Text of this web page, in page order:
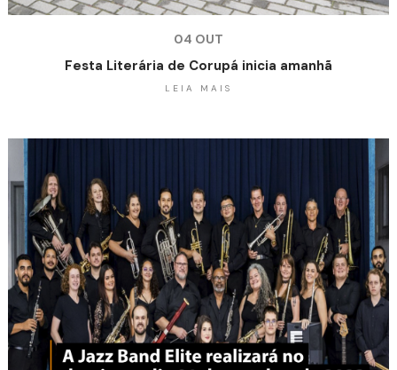
04 OUT
Festa Literária de Corupá inicia amanhã
LEIA MAIS